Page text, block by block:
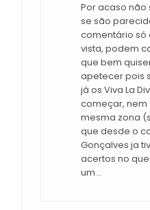
Por acaso não
se são
comentário só
vista, podem
que bem
apetecer pois
já os Viva La
começar, nem
mesma zona
que desde o
Gonçalves ja
acertos no
um...